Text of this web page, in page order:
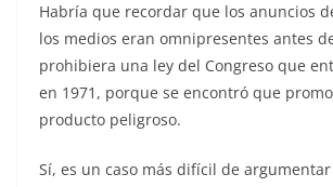
Habría que recordar que los anuncios
los medios eran omnipresentes antes
prohibiera una ley del Congreso que
en 1971, porque se encontró que
producto peligroso.
Sí, es un caso más difícil de